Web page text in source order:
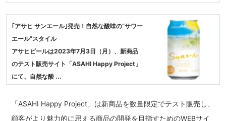
｢アサヒ サンエール｣発売！自然な酸味の“サワー
エール”スタイル
​アサヒビールは2023年7月3日（月）、新商品
のテスト販売サイト「ASAHI Happy Project」
にて、自然な酸 ...
「ASAHI Happy Project」は新商品を数量限定でテスト販売し、
顧客がより魅力的に思える商品の開発を目指すためのWEBサイ